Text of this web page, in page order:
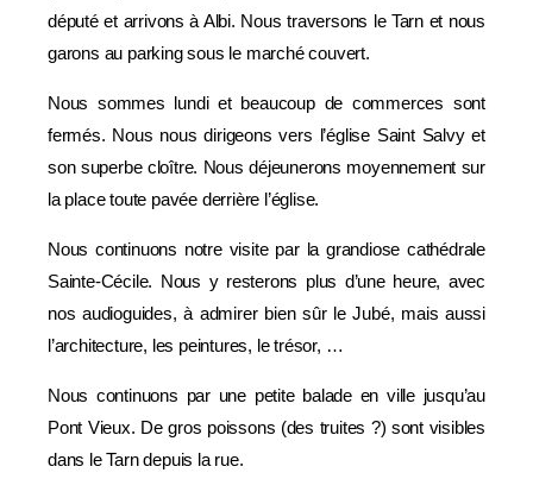
député et arrivons à Albi. Nous traversons le Tarn et nous
garons au parking sous le marché couvert.
Nous sommes lundi et beaucoup de commerces sont
fermés. Nous nous dirigeons vers l’église Saint Salvy et
son superbe cloître. Nous déjeunerons moyennement sur
la place toute pavée derrière l’église.
Nous continuons notre visite par la grandiose cathédrale
Sainte-Cécile. Nous y resterons plus d’une heure, avec
nos audioguides, à admirer bien sûr le Jubé, mais aussi
l’architecture, les peintures, le trésor, …
Nous continuons par une petite balade en ville jusqu’au
Pont Vieux. De gros poissons (des truites ?) sont visibles
dans le Tarn depuis la rue.